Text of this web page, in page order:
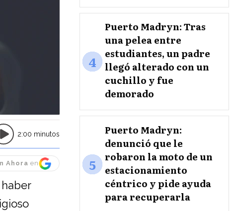
2:00 minutos
Ahora en
4
Puerto Madryn: Tras
una pelea entre
estudiantes, un padre
llegó alterado con un
cuchillo y fue
demorado
5
Puerto Madryn:
denunció que le
robaron la moto de un
estacionamiento
céntrico y pide ayuda
para recuperarla